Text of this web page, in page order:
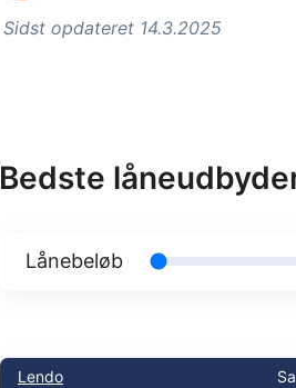
Sidst opdateret 14.3.2025
Bedste
Lånebeløb
Lendo